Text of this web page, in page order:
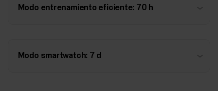
Modo entrenamiento eficiente: 70 h
Modo smartwatch: 7 d